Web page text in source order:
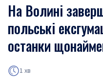
На Волині
польські
останки
1 хв